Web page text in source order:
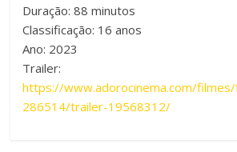
Duração: 88 minutos
Classificação: 16 anos
Ano: 2023
Trailer:
https://www.adorocinema.com/
286514/trailer-19568312/